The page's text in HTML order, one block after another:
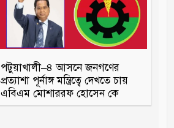
পটুয়াখালী–৪ আসনে জনগণের
প্রত্যাশা পূর্নাঙ্গ মন্ত্রিত্বে দেখতে চায়
এবিএম মোশাররফ হোসেন কে